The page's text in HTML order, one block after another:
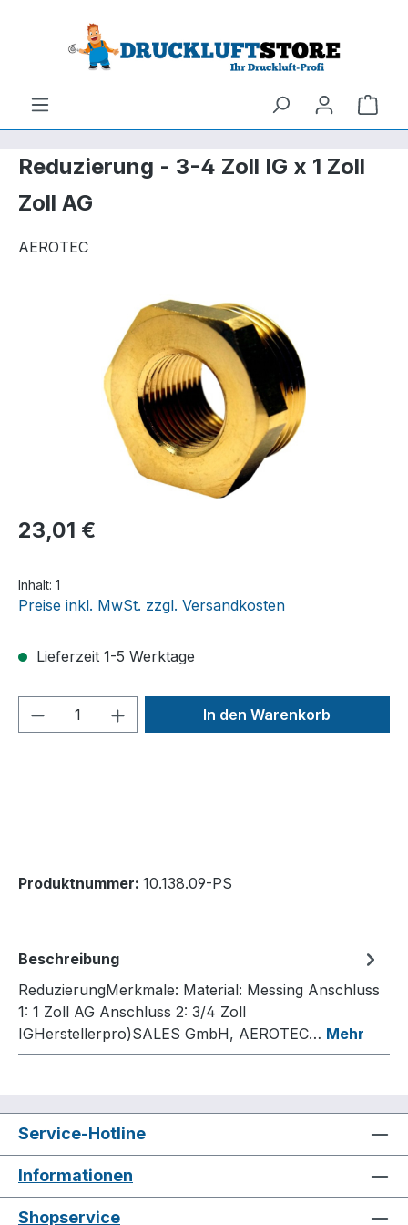
Hauptinhalt springen
Zur Suche springen
Reduzierung - 3-4 Zoll IG x 1 Zoll
Zoll AG
AEROTEC
Bildergalerie überspringen
23,01 €
Inhalt: 1
Preise inkl. MwSt. zzgl. Versandkosten
Lieferzeit 1-5 Werktage
Produkt Anzahl: Gib denIn den Warenkorb
Produktnummer: 10.138.09-PS
Beschreibung
ReduzierungMerkmale: Material: Messing Anschluss
1: 1 Zoll AG Anschluss 2: 3/4 Zoll
IGHerstellerpro)SALES GmbH, AEROTEC… Mehr
Service-Hotline
Informationen
Shopservice